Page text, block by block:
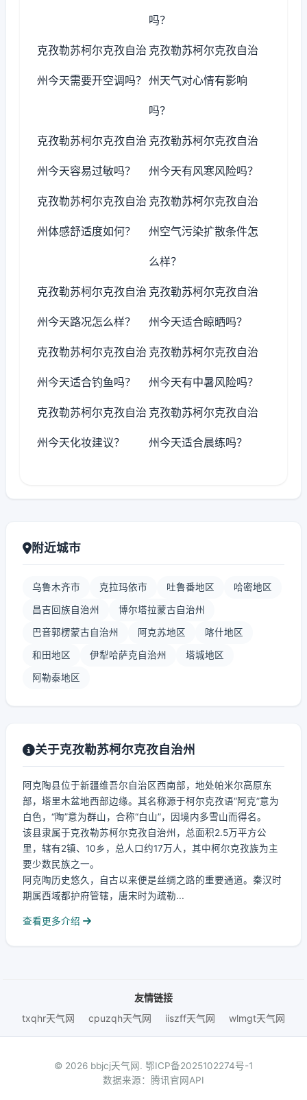
吗？
克孜勒苏柯尔克孜自治
州今天需要开空调吗？
克孜勒苏柯尔克孜自治
州天气对心情有影响
吗？
克孜勒苏柯尔克孜自治
州今天容易过敏吗？
克孜勒苏柯尔克孜自治
州今天有风寒风险吗？
克孜勒苏柯尔克孜自治
州体感舒适度如何？
克孜勒苏柯尔克孜自治
州空气污染扩散条件怎
么样？
克孜勒苏柯尔克孜自治
州今天路况怎么样？
克孜勒苏柯尔克孜自治
州今天适合晾晒吗？
克孜勒苏柯尔克孜自治
州今天适合钓鱼吗？
克孜勒苏柯尔克孜自治
州今天有中暑风险吗？
克孜勒苏柯尔克孜自治
州今天化妆建议？
克孜勒苏柯尔克孜自治
州今天适合晨练吗？
附近城市
乌鲁木齐市 克拉玛依市 吐鲁番地区 哈密地区
昌吉回族自治州 博尔塔拉蒙古自治州
巴音郭楞蒙古自治州 阿克苏地区 喀什地区
和田地区 伊犁哈萨克自治州 塔城地区
阿勒泰地区
关于克孜勒苏柯尔克孜自治州
阿克陶县位于新疆维吾尔自治区西南部，地处帕米尔高原东
部，塔里木盆地西部边缘。其名称源于柯尔克孜语“阿克”意为
白色，“陶”意为群山，合称“白山”，因境内多雪山而得名。
该县隶属于克孜勒苏柯尔克孜自治州，总面积2.5万平方公
里，辖有2镇、10乡，总人口约17万人，其中柯尔克孜族为主
要少数民族之一。
阿克陶历史悠久，自古以来便是丝绸之路的重要通道。秦汉时
期属西域都护府管辖，唐宋时为疏勒...
查看更多介绍
友情链接
txqhr天气网
cpuzqh天气网 iiszff天气网 wlmgt天气网
© 2026 bbjcj天气网. 鄂ICP备2025102274号-1
数据来源：腾讯官网API